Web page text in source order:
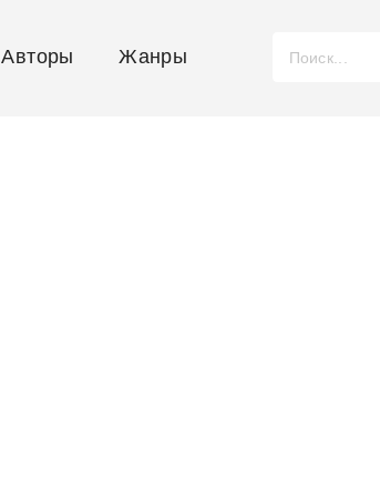
Авторы Жанры